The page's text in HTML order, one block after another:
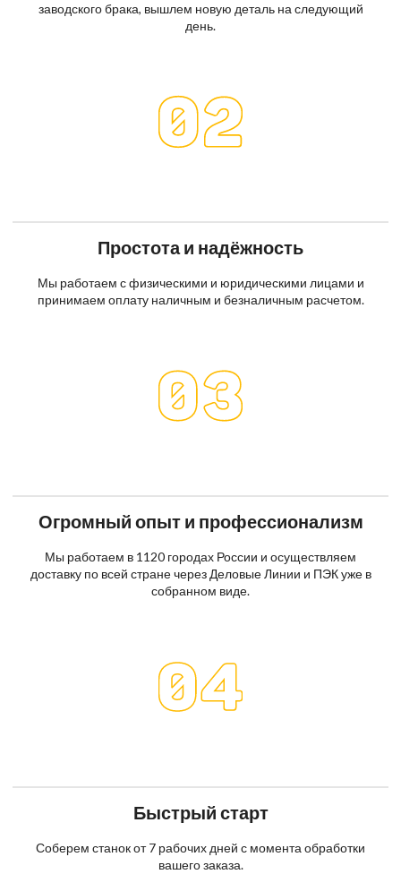
заводского брака, вышлем новую деталь на следующий
день.
Простота и надёжность
Мы работаем с физическими и юридическими лицами и
принимаем оплату наличным и безналичным расчетом.
Огромный опыт и профессионализм
Мы работаем в 1120 городах России и осуществляем
доставку по всей стране через Деловые Линии и ПЭК уже в
собранном виде.
Быстрый старт
Соберем станок от 7 рабочих дней с момента обработки
вашего заказа.